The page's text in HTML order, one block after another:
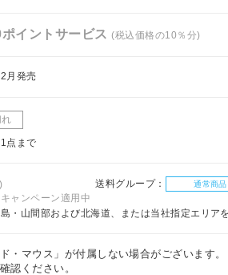
ポイントサービス(税込価格の10％分)
月発売
点まで
送料グループ： 通常商品
ャンペーン適用中
・山間部および北海道、または当社指定エリア
・マウス」が付属しない場合がございます。
認ください。